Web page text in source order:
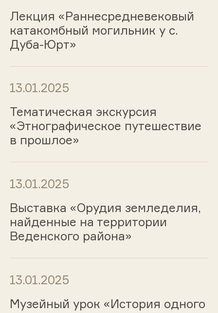
Лекция «Раннесредневековый
катакомбный могильник у с.
Дуба-Юрт»
13.01.2025
Тематическая экскурсия
«Этнографическое путешествие
в прошлое»
13.01.2025
Выставка «Орудия земледелия,
найденные на территории
Веденского района»
13.01.2025
Музейный урок «История одного